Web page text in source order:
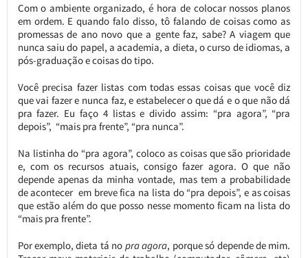
Com o ambiente organizado, é hora de colocar nossos planos
em ordem. E quando falo disso, tô falando de coisas como as
promessas de ano novo que a gente faz, sabe? A viagem que
nunca saiu do papel, a academia, a dieta, o curso de idiomas, a
pós-graduação e coisas do tipo.
Você precisa fazer listas com todas essas coisas que você diz
que vai fazer e nunca faz, e estabelecer o que dá e o que não dá
pra fazer. Eu faço 4 listas e divido assim: “pra agora”, “pra
depois”, “mais pra frente”, “pra nunca”.
Na listinha do “pra agora”, coloco as coisas que são prioridade
e, com os recursos atuais, consigo fazer agora. O que não
depende apenas da minha vontade, mas tem a probabilidade
de acontecer em breve fica na lista do “pra depois”, e as coisas
que estão além do que posso nesse momento ficam na lista do
“mais pra frente”.
Por exemplo, dieta tá no pra agora, porque só depende de mim.